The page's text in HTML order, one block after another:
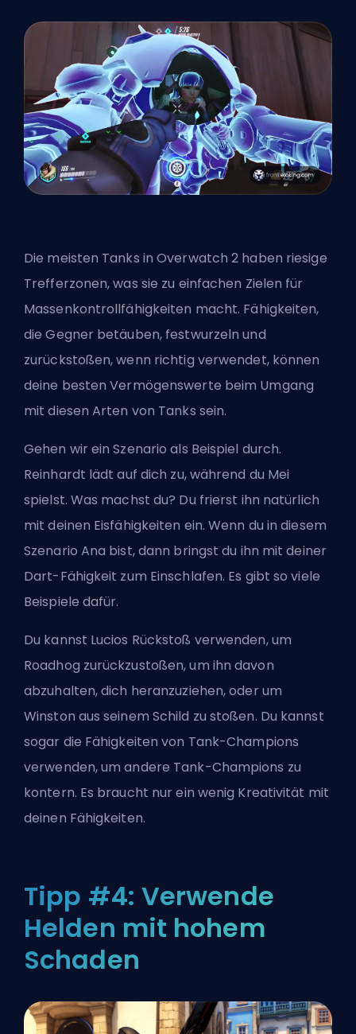
Die meisten Tanks in Overwatch 2 haben riesige
Trefferzonen, was sie zu einfachen Zielen für
Massenkontrollfähigkeiten macht. Fähigkeiten,
die Gegner betäuben, festwurzeln und
zurückstoßen, wenn richtig verwendet, können
deine besten Vermögenswerte beim Umgang
mit diesen Arten von Tanks sein.
Gehen wir ein Szenario als Beispiel durch.
Reinhardt lädt auf dich zu, während du Mei
spielst. Was machst du? Du frierst ihn natürlich
mit deinen Eisfähigkeiten ein. Wenn du in diesem
Szenario Ana bist, dann bringst du ihn mit deiner
Dart-Fähigkeit zum Einschlafen. Es gibt so viele
Beispiele dafür.
Du kannst Lucios Rückstoß verwenden, um
Roadhog zurückzustoßen, um ihn davon
abzuhalten, dich heranzuziehen, oder um
Winston aus seinem Schild zu stoßen. Du kannst
sogar die Fähigkeiten von Tank-Champions
verwenden, um andere Tank-Champions zu
kontern. Es braucht nur ein wenig Kreativität mit
deinen Fähigkeiten.
Tipp #4: Verwende
Helden mit hohem
Schaden